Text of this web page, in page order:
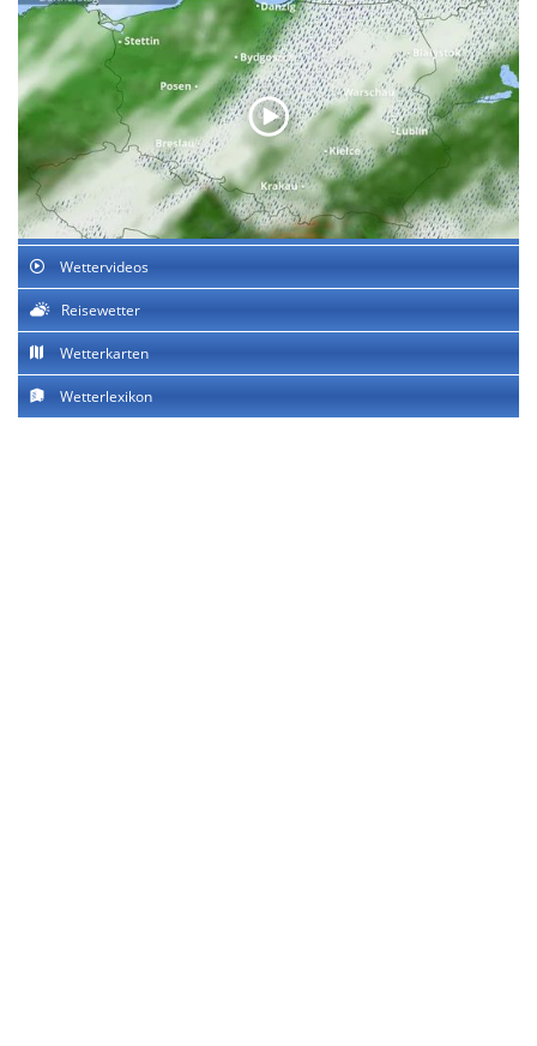
Wettervideos
Reisewetter
Wetterkarten
Wetterlexikon